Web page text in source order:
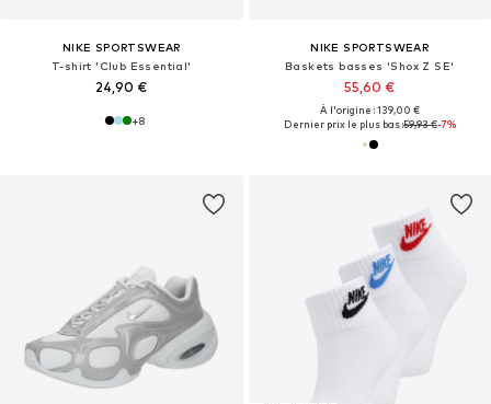
NIKE SPORTSWEAR
T-shirt 'Club Essential'
24,90 €
+8
NIKE SPORTSWEAR
Baskets basses 'Shox Z SE'
55,60 €
À l'origine : 139,00 €
Dernier prix le plus bas :59,93 €-7%